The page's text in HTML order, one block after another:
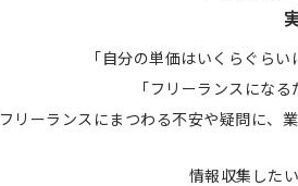
「自分の単価はいくらぐら
「フリーランスにな
フリーランスにまつわる不安や疑問に、
情報収集した